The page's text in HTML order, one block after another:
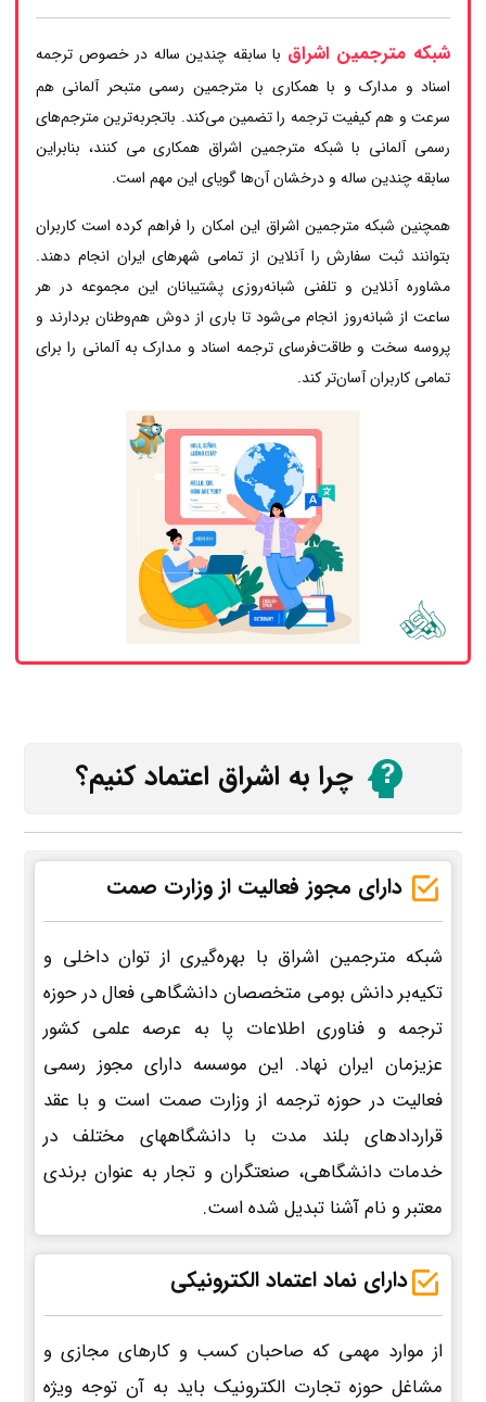
شبکه مترجمین اشراق با سابقه چندین ساله در خصوص ترجمه
اسناد و مدارک و با همکاری با مترجمین رسمی متبحر آلمانی هم
سرعت و هم کیفیت ترجمه را تضمین می‌کند. باتجربه‌ترین مترجم‌های
رسمی آلمانی با شبکه مترجمین اشراق همکاری می کنند، بنابراین
سابقه چندین ساله و درخشان آن‌ها گویای این مهم است.
همچنین شبکه مترجمین اشراق این امکان را فراهم کرده است کاربران
بتوانند ثبت سفارش را آنلاین از تمامی شهرهای ایران انجام دهند.
مشاوره آنلاین و تلفنی شبانه‌روزی پشتیبانان این مجموعه در هر
ساعت از شبانه‌روز انجام می‌شود تا باری از دوش هم‌وطنان بردارند و
پروسه سخت و طاقت‌فرسای ترجمه اسناد و مدارک به آلمانی را برای
تمامی کاربران آسان‌تر کند.
چرا به اشراق اعتماد کنیم؟
دارای مجوز فعالیت از وزارت صمت
شبکه مترجمین اشراق با بهره‌گیری از توان داخلی و
تکیه‌بر دانش بومی متخصصان دانشگاهی فعال در حوزه
ترجمه و فناوری اطلاعات پا به عرصه علمی کشور
عزیزمان ایران نهاد. این موسسه دارای مجوز رسمی
فعالیت در حوزه ترجمه از وزارت صمت است و با عقد
قراردادهای بلند مدت با دانشگاههای مختلف در
خدمات دانشگاهی، صنعتگران و تجار به عنوان برندی
معتبر و نام آشنا تبدیل شده است.
دارای نماد اعتماد الکترونیکی
از موارد مهمی که صاحبان کسب و کارهای مجازی و
مشاغل حوزه تجارت الکترونیک باید به آن توجه ویژه